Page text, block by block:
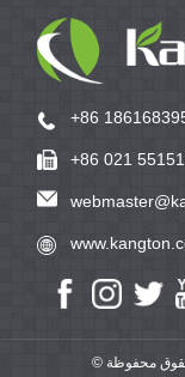
+86
+86 021